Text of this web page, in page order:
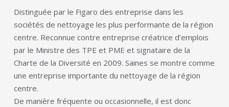
Distinguée par le Figaro des entreprise dans les
sociétés de nettoyage les plus performante de la région
centre. Reconnue contre entreprise créatrice d’emplois
par le Ministre des TPE et PME et signataire de la
Charte de la Diversité en 2009. Saines se montre comme
une entreprise importante du nettoyage de la région
centre.
De manière fréquente ou occasionnelle, il est donc